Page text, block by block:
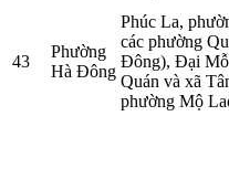
43
Phường
Hà Đông
Phúc La,
các phường
Đông), Đại
Quán và xã
phường Mộ